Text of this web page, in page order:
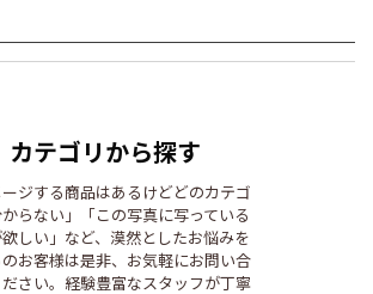
カテゴリから探す
ージする商品はあるけどどのカテゴ
からない」「この写真に写っている
しい」など、漠然としたお悩みを
お客様は是非、お気軽にお問い合
さい。経験豊富なスタッフが丁寧